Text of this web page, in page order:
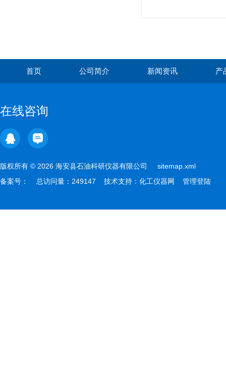
首页 公司简介 新闻资讯 产
在线咨询
版权所有 © 2026 海安县石油科研仪器有限公司 sitemap.xml
备案号：
总访问量：249147 技术支持： 化工仪器网 管理登陆